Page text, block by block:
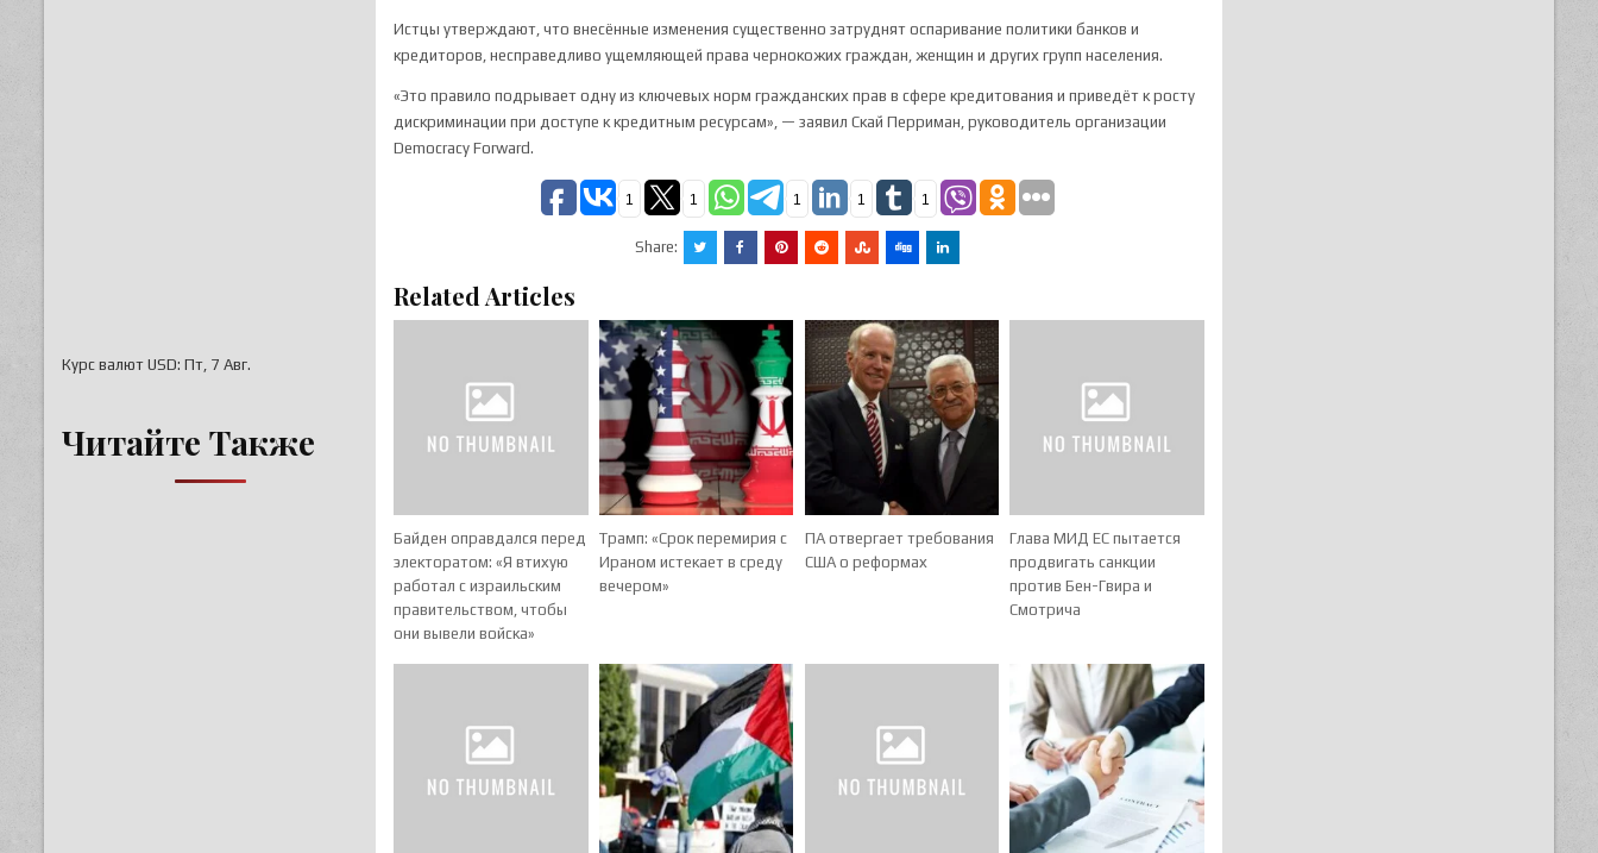
Истцы утверждают, что внесённые изменения существенно затруднят оспаривание политики банков и
кредиторов, несправедливо ущемляющей права чернокожих граждан, женщин и других групп населения.
«Это правило подрывает одну из ключевых норм гражданских прав в сфере кредитования и приведёт к росту
дискриминации при доступе к кредитным ресурсам», — заявил Скай Перриман, руководитель организации
Democracy Forward.
1 1 1 1 1
Share:
Related Articles
Байден оправдался перед
электоратом: «Я втихую
работал с израильским
правительством, чтобы
они вывели войска»
Трамп: «Срок перемирия с
Ираном истекает в среду
вечером»
ПА отвергает требования
США о реформах
Глава МИД ЕС пытается
продвигать санкции
против Бен-Гвира и
Смотрича
Курс валют USD: Пт, 7 Авг.
Читайте Также